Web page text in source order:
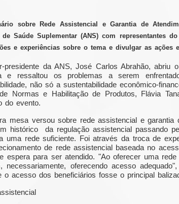
sobre Rede Assistencial e Garantia de
de Saúde Suplementar (ANS) com representantes
e experiências sobre o tema e divulgar as ações
presidente da ANS, José Carlos Abrahão, abriu
e ressaltou os problemas a serem
não só a sustentabilidade econômico-
Normas e Habilitação de Produtos, Flávia
do evento.
mesa versou sobre rede assistencial e
histórico da regulação assistencial passando
uma rede suficiente. Foi através da troca de
de rede assistencial baseada no
espera para ser atendido. "Ao oferecer uma
necessariamente, oferecendo acesso
o acesso dos beneficiários fosse o principal